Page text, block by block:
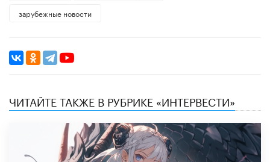
зарубежные новости
ЧИТАЙТЕ ТАКЖЕ В РУБРИКЕ «ИНТЕРВЕСТИ»